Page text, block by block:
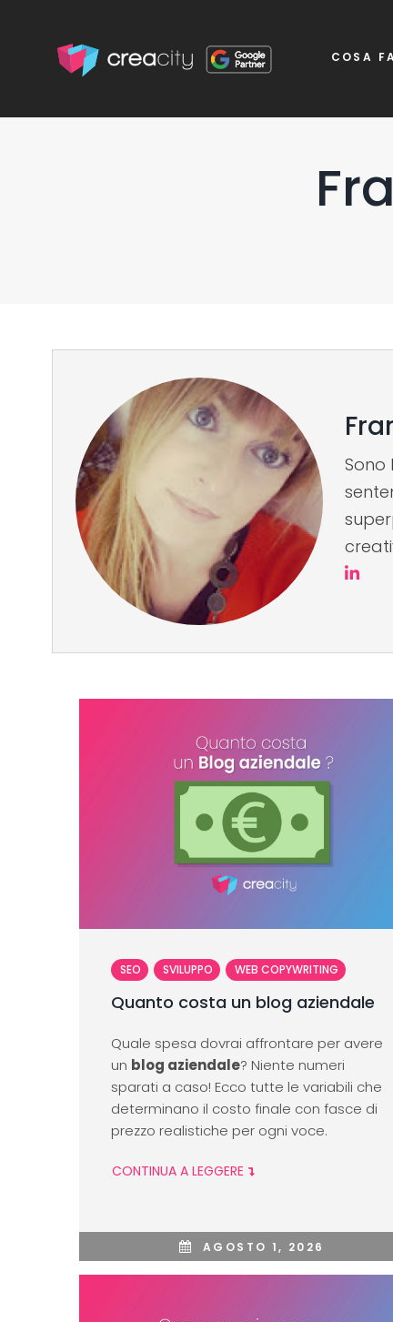
COSA
Sono
SEO SVILUPPO WEB COPYWRITING
Quanto costa un blog aziendale
Quale spesa dovrai affrontare per avere
un blog aziendale? Niente numeri
sparati a caso! Ecco tutte le variabili che
determinano il costo finale con fasce di
prezzo realistiche per ogni voce.
CONTINUA A LEGGERE
AGOSTO 1, 2026